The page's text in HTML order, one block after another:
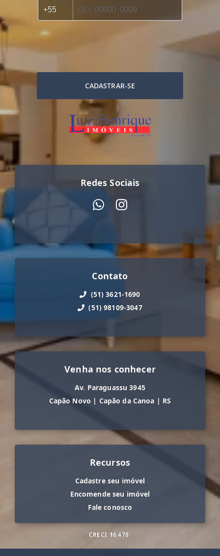
CADASTRAR-SE
Redes Sociais
Contato
(51) 3621-1690
(51) 98109-3047
Venha nos conhecer
Av. Paraguassu 3945
Capão Novo | Capão da Canoa | RS
Recursos
Cadastre seu imóvel
Encomende seu imóvel
Fale conosco
CRECI 16.478